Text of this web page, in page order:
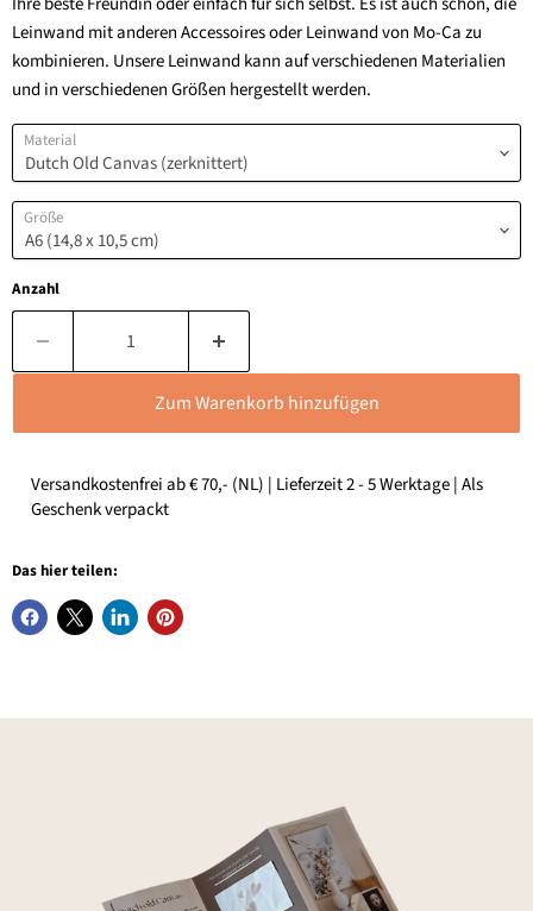
Leinwand mit anderen Accessoires oder Leinwand von Mo-Ca zu
kombinieren. Unsere Leinwand kann auf verschiedenen Materialien
und in verschiedenen Größen hergestellt werden.
Material
Größe
Anzahl
Zum Warenkorb hinzufügen
Versandkostenfrei ab € 70,- (NL) | Lieferzeit 2 - 5 Werktage | Als
Geschenk verpackt
Das hier teilen: